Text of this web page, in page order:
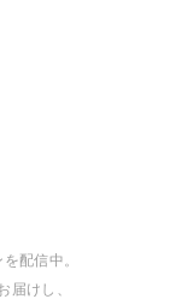
配信中。
届けし、